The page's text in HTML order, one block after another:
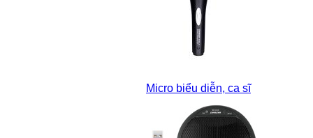
Micro biểu diễn, ca sĩ